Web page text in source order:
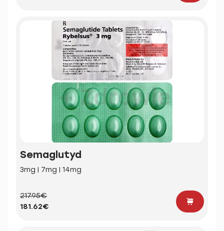
Semaglutyd
3mg | 7mg | 14mg
217.95€
181.62€